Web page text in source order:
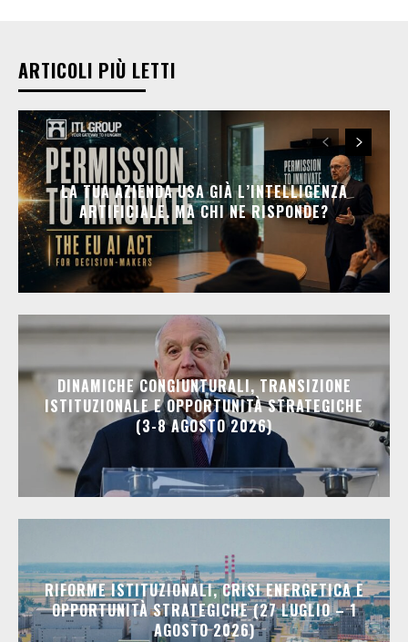
ARTICOLI PIÙ LETTI
LA TUA AZIENDA USA GIÀ L’INTELLIGENZA
ARTIFICIALE. MA CHI NE RISPONDE?
DINAMICHE CONGIUNTURALI, TRANSIZIONE
ISTITUZIONALE E OPPORTUNITÀ STRATEGICHE
(3-8 AGOSTO 2026)
RIFORME ISTITUZIONALI, CRISI ENERGETICA E
OPPORTUNITÀ STRATEGICHE (27 LUGLIO – 1
AGOSTO 2026)